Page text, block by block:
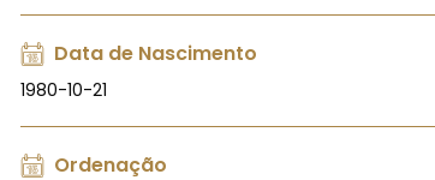
Data de Nascimento
1980-10-21
Ordenação